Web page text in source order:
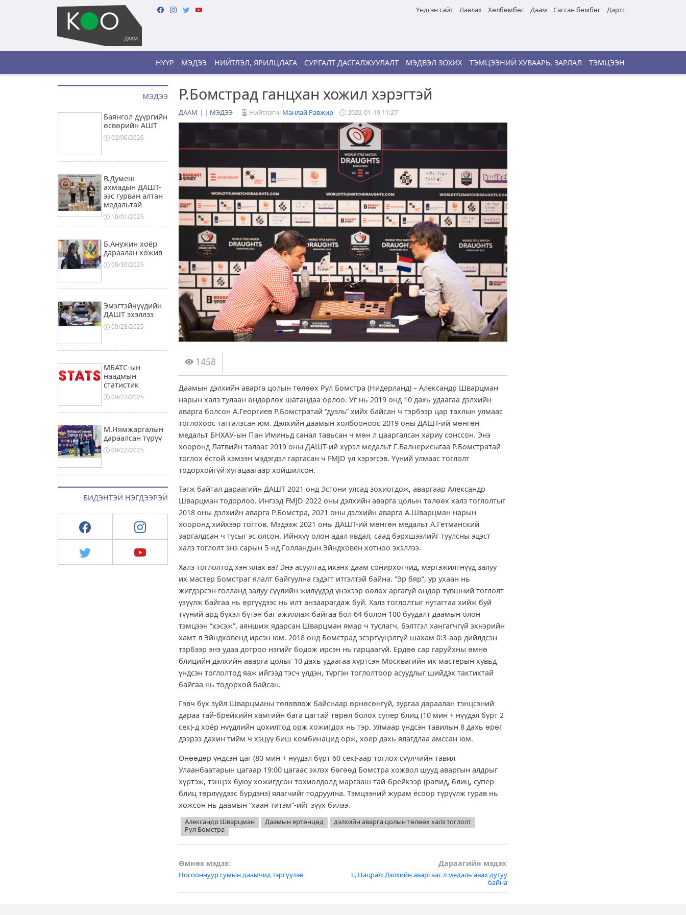
Үндсэн сайт Лавлах Хөлбөмбөг Даам Сагсан бөмбөг Дартс
НҮҮР МЭДЭЭ НИЙТЛЭЛ, ЯРИЛЦЛАГА СУРГАЛТ ДАСГАЛЖУУЛАЛТ МЭДВЭЛ ЗОХИХ ТЭМЦЭЭНИЙ ХУВААРЬ, ЗАРЛАЛ ТЭМЦЭЭН
МЭДЭЭ
Баянгол дүүргийн
өсвөрийн АШТ
02/06/2026
В.Думеш
ахмадын ДАШТ-
ээс гурван алтан
медальтай
10/01/2025
Б.Анужин хоёр
дараалан хожив
09/30/2025
Эмэгтэйчүүдийн
ДАШТ эхэллээ
09/28/2025
МБАТС-ын
наадмын
статистик
09/22/2025
М.Нямжаргалын
дараалсан түрүү
09/22/2025
БИДЭНТЭЙ НЭГДЭЭРЭЙ
Р.Бомстрад ганцхан хожил хэрэгтэй
ДААМ | МЭДЭЭ Нийтлэгч: Манлай Равжир 2022-01-19 11:27
1458
Даамын дэлхийн аварга цолын төлөөх Рул Бомстра (Нидерланд) – Александр Шварцман
нарын халз тулаан өндөрлөх шатандаа орлоо. Уг нь 2019 онд 10 дахь удаагаа дэлхийн
аварга болсон А.Георгиев Р.Бомстратай “дуэль” хийх байсан ч тэрбээр цар тахлын улмаас
тоглохоос татгалзсан юм. Дэлхийн даамын холбооноос 2019 оны ДАШТ-ий мөнгөн
медальт БНХАУ-ын Пан Иминьд санал тавьсан ч мөн л цааргалсан хариу сонссон. Энэ
хооронд Латвийн талаас 2019 оны ДАШТ-ий хүрэл медальт Г.Валнерисыгаа Р.Бомстратай
тоглох ёстой хэмээн мэдэгдэл гаргасан ч FMJD үл хэрэгсэв. Үүний улмаас тоглолт
тодорхойгүй хугацаагаар хойшилсон.
Тэгж байтал дараагийн ДАШТ 2021 онд Эстони улсад зохиогдож, аваргаар Александр
Шварцман тодорлоо. Ингээд FMJD 2022 оны дэлхийн аварга цолын төлөөх халз тоглолтыг
2018 оны дэлхийн аварга Р.Бомстра, 2021 оны дэлхийн аварга А.Шварцман нарын
хооронд хийхээр тогтов. Мэдээж 2021 оны ДАШТ-ий мөнгөн медальт А.Гетманский
заргалдсан ч тусыг эс олсон. Ийнхүү олон адал явдал, саад бэрхшээлийг туулсны эцэст
халз тоглолт энэ сарын 5-нд Голландын Эйндховен хотноо эхэллээ.
Халз тоглолтод хэн ялах вэ? Энэ асуултад ихэнх даам сонирхогчид, мэргэжилтнүүд залуу
их мастер Бомстраг ялалт байгуулна гэдэгт итгэлтэй байна. “Эр бяр”, ур ухаан нь
жигдэрсэн голланд залуу сүүлийн жилүүдэд үнэхээр өөлөх аргагүй өндөр түвшний тоглолт
үзүүлж байгаа нь өргүүдээс нь илт анзаарагдаж буй. Халз тоглолтыг нутагтаа хийж буй
түүний ард бүхэл бүтэн баг ажиллаж байгаа бол 64 болон 100 буудалт даамын олон
тэмцээн “хэсэж”, аяншиж ядарсан Шварцман ямар ч туслагч, бэлтгэл хангагчгүй эхнэрийн
хамт л Эйндховенд ирсэн юм. 2018 онд Бомстрад эсэргүүцэлгүй шахам 0:3-аар дийлдсэн
тэрбээр энэ удаа дотроо нэгийг бодож ирсэн нь гарцаагүй. Ердөө сар гаруйхны өмнө
блицийн дэлхийн аварга цолыг 10 дахь удаагаа хүртсэн Москвагийн их мастерын хувьд
үндсэн тоглолтод яаж ийгээд тэсч үлдэн, түргэн тоглолтоор асуудлыг шийдэх тактиктай
байгаа нь тодорхой байсан.
Гэвч бүх зүйл Шварцманы төлөвлөж байснаар өрнөсөнгүй, зургаа дараалан тэнцсэний
дараа тай-брейкийн хамгийн бага цагтай төрөл болох супер блиц (10 мин + нүүдэл бүрт 2
сек)-д хоёр нүүдлийн цохилтод орж хожигдох нь тэр. Улмаар үндсэн тавилын 8 дахь өрөг
дээрээ дахин тийм ч хэцүү биш комбинацид орж, хоёр дахь ялагдлаа амссан юм.
Өнөөдөр үндсэн цаг (80 мин + нүүдэл бүрт 60 сек)-аар тоглох сүүлчийн тавил
Улаанбаатарын цагаар 19:00 цагаас эхлэх бөгөөд Бомстра хожвол шууд аваргын алдрыг
хүртэж, тэнцэх буюу хожигдсон тохиолдолд маргааш тай-брейкээр (рапид, блиц, супер
блиц төрлүүдээс бүрдэнэ) ялагчийг тодруулна. Тэмцээний журам ёсоор түрүүлж гурав нь
хожсон нь даамын “хаан титэм”-ийг зүүх билээ.
Александр Шварцман Даамын ертөнцөд
дэлхийн аварга цолын төлөөх халз тоглолт
Рул Бомстра
Post
navigation
Өмнөх мэдээ:
Ногооннуур сумын даамчид тэргүүлэв
Дараагийн мэдээ:
Ц.Цацрал: Дэлхийн аваргаас л медаль авах дутуу
байна